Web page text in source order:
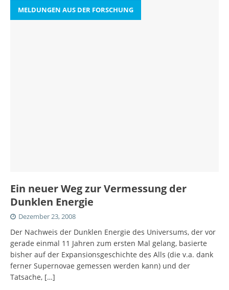
MELDUNGEN AUS DER FORSCHUNG
Ein neuer Weg zur Vermessung der
Dunklen Energie
Dezember 23, 2008
Der Nachweis der Dunklen Energie des Universums, der vor
gerade einmal 11 Jahren zum ersten Mal gelang, basierte
bisher auf der Expansionsgeschichte des Alls (die v.a. dank
ferner Supernovae gemessen werden kann) und der
Tatsache, […]